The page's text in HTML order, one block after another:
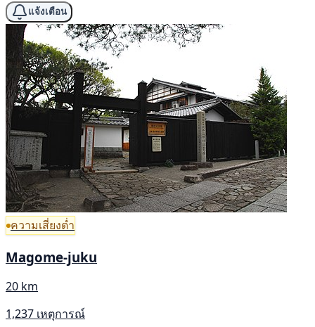
แจ้งเตือน
ความเสี่ยงต่ำ
Magome-juku
20 km
1,237 เหตุการณ์